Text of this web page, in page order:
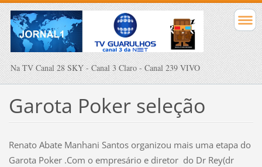
Na TV Canal 28 SKY - Canal 3 Claro - Canal 239 VIVO
Garota Poker seleção
Renato Abate Manhani Santos organizou mais uma etapa do
Garota Poker .Com o empresário e diretor do Dr Rey(dr